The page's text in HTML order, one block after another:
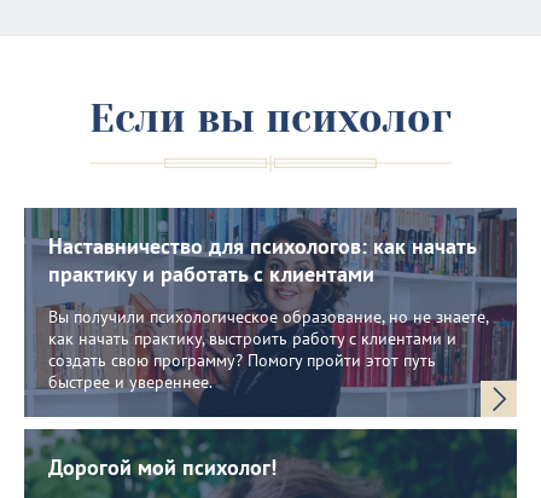
Если вы психолог
Наставничество для психологов: как начать
практику и работать с клиентами
Вы получили психологическое образование, но не знаете,
как начать практику, выстроить работу с клиентами и
создать свою программу? Помогу пройти этот путь
быстрее и увереннее.
Дорогой мой психолог!